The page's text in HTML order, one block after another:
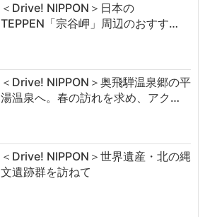
＜Drive! NIPPON＞日本の
TEPPEN「宗谷岬」周辺のおすす…
＜Drive! NIPPON＞奥飛騨温泉郷の平
湯温泉へ。春の訪れを求め、アク…
＜Drive! NIPPON＞世界遺産・北の縄
文遺跡群を訪ねて